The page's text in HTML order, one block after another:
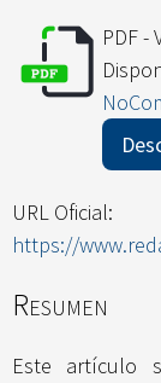
PDF -
URL Oficial:
https://
Resumen
Este artículo